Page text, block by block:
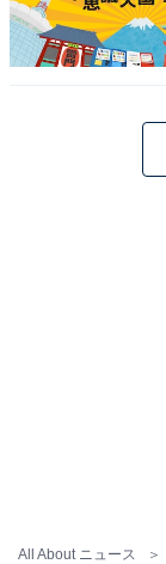
All About ニュース